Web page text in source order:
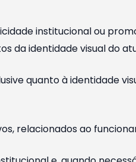
institucional ou
da identidade visual do
quanto à identidade
relacionados ao